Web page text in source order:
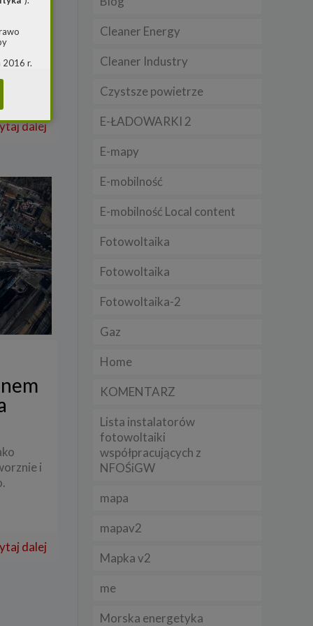
prace
dalej
i
dalej
Cleaner Energy
Cleaner Industry
Czystsze powietrze
E-ŁADOWARKI 2
E-mapy
E-mobilność
E-mobilność Local content
Fotowoltaika
Fotowoltaika
Fotowoltaika-2
Gaz
Home
KOMENTARZ
Lista instalatorów
fotowoltaiki
współpracujących z
NFOŚiGW
mapa
mapav2
Mapka v2
me
Morska energetyka
2016 r.
jest
w